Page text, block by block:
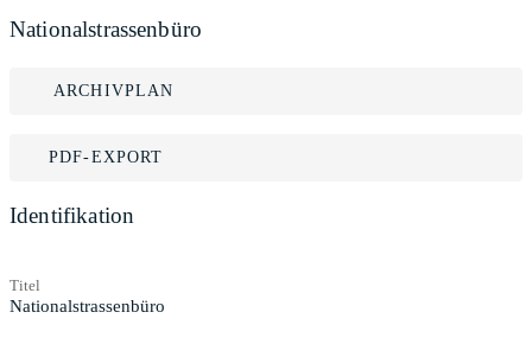
Nationalstrassenbüro
ARCHIVPLAN
PDF-EXPORT
Identifikation
Titel
Nationalstrassenbüro